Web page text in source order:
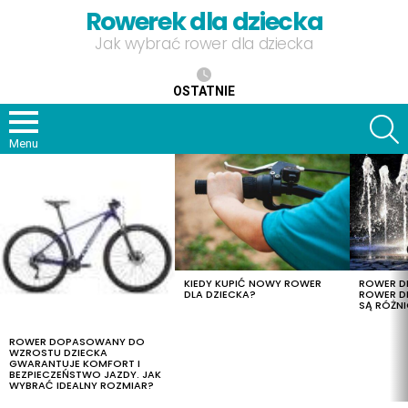
Rowerek dla dziecka
Jak wybrać rower dla dziecka
OSTATNIE
Menu
ROWER DOPASOWANY DO
WZROSTU DZIECKA
GWARANTUJE KOMFORT I
BEZPIECZEŃSTWO JAZDY. JAK
WYBRAĆ IDEALNY ROZMIAR?
KIEDY KUPIĆ NOWY ROWER
DLA DZIECKA?
ROWER
ROWER
SĄ